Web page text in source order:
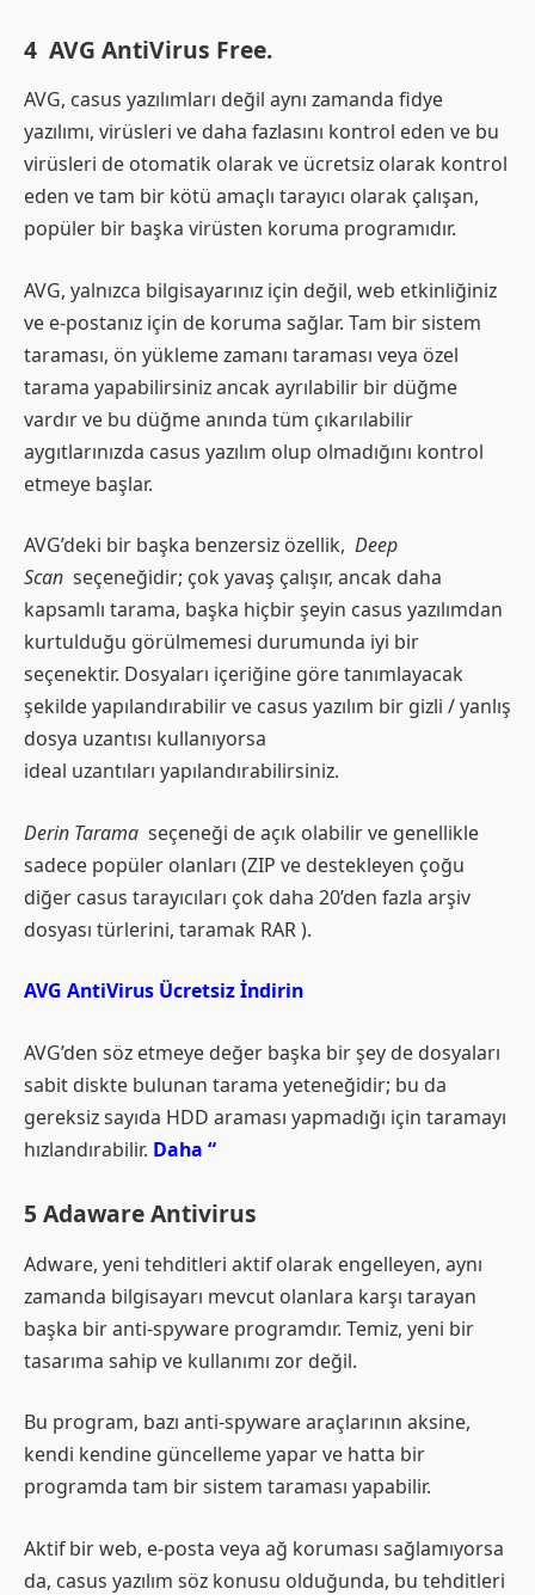
4 AVG AntiVirus Free.
AVG, casus yazılımları değil aynı zamanda fidye
yazılımı, virüsleri ve daha fazlasını kontrol eden ve bu
virüsleri de otomatik olarak ve ücretsiz olarak kontrol
eden ve tam bir kötü amaçlı tarayıcı olarak çalışan,
popüler bir başka virüsten koruma programıdır.
AVG, yalnızca bilgisayarınız için değil, web etkinliğiniz
ve e-postanız için de koruma sağlar. Tam bir sistem
taraması, ön yükleme zamanı taraması veya özel
tarama yapabilirsiniz ancak ayrılabilir bir düğme
vardır ve bu düğme anında tüm çıkarılabilir
aygıtlarınızda casus yazılım olup olmadığını kontrol
etmeye başlar.
AVG’deki bir başka benzersiz özellik, Deep
Scan seçeneğidir; çok yavaş çalışır, ancak daha
kapsamlı tarama, başka hiçbir şeyin casus yazılımdan
kurtulduğu görülmemesi durumunda iyi bir
seçenektir. Dosyaları içeriğine göre tanımlayacak
şekilde yapılandırabilir ve casus yazılım bir gizli / yanlış
dosya uzantısı kullanıyorsa
ideal uzantıları yapılandırabilirsiniz.
Derin Tarama seçeneği de açık olabilir ve genellikle
sadece popüler olanları (ZIP ve destekleyen çoğu
diğer casus tarayıcıları çok daha 20’den fazla arşiv
dosyası türlerini, taramak RAR ).
AVG AntiVirus Ücretsiz İndirin
AVG’den söz etmeye değer başka bir şey de dosyaları
sabit diskte bulunan tarama yeteneğidir; bu da
gereksiz sayıda HDD araması yapmadığı için taramayı
hızlandırabilir. Daha “
5 Adaware Antivirus
Adware, yeni tehditleri aktif olarak engelleyen, aynı
zamanda bilgisayarı mevcut olanlara karşı tarayan
başka bir anti-spyware programdır. Temiz, yeni bir
tasarıma sahip ve kullanımı zor değil.
Bu program, bazı anti-spyware araçlarının aksine,
kendi kendine güncelleme yapar ve hatta bir
programda tam bir sistem taraması yapabilir.
Aktif bir web, e-posta veya ağ koruması sağlamıyorsa
da, casus yazılım söz konusu olduğunda, bu tehditleri